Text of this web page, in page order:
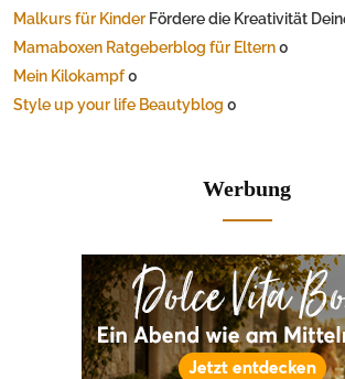
Malkurs für Kinder Fördere die Kreativität
Mamaboxen Ratgeberblog für Eltern0
Mein Kilokampf0
Style up your life Beautyblog 0
Werbung